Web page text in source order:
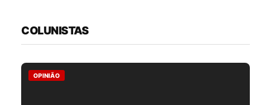
COLUNISTAS
OPINIÃO